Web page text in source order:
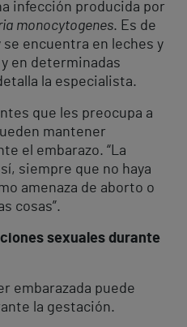
infección producida por
monocytogenes. Es de
encuentra en leches y
en determinadas
la especialista.
que les preocupa a
mantener
el embarazo. “La
siempre que no haya
amenaza de aborto o
cosas”.
sexuales durante
embarazada puede
la gestación.